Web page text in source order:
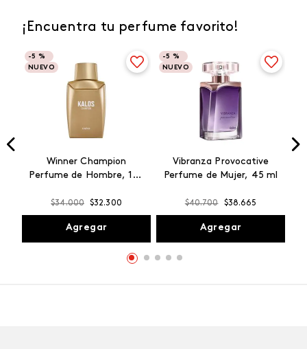
¡Encuentra tu perfume favorito!
-5 %
NUEVO
Winner Champion
Perfume de Hombre, 100
$34.000 $32.300
Agregar
-5 %
NUEVO
Vibranza Provocative
Perfume de Mujer, 45 ml
$40.700 $38.665
Agregar